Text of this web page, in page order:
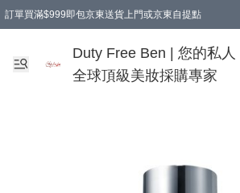
訂單買滿$999即包京東送貨上門或京東自提點
Duty Free Ben | 您的私人
全球頂級美妝採購專家